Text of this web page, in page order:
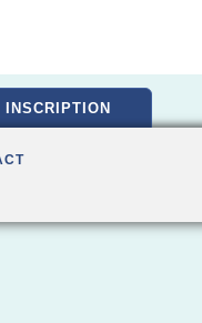
INSCRIPTION